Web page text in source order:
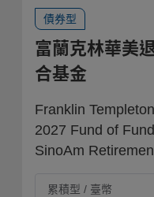
債券型
富蘭克林華美
合基金
Franklin
2027 Fund of
SinoAm